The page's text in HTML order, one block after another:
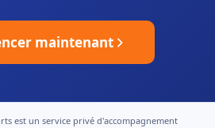
maintenant
est un service privé d'accompagnement